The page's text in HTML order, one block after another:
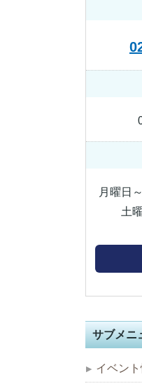
月曜日
土
サブメニ
イベン